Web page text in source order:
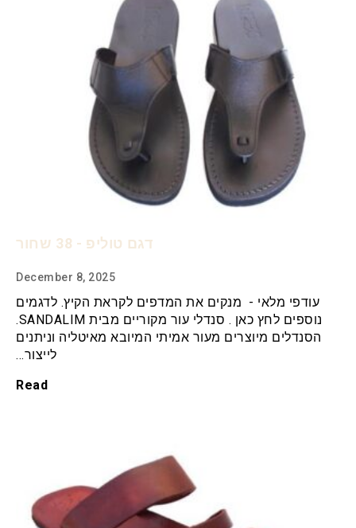
דגם טוליפ - 38 שחור
December 8, 2025
עודפי מלאי - מנקים את המדפים לקראת הקיץ. לדגמים
נוספים לחץ כאן . סנדלי עור מקוריים מבית SANDALIM.
הסנדלים מיוצרים מעור אמיתי המיובא מאיטליה וניתנים
לייצור…
Read